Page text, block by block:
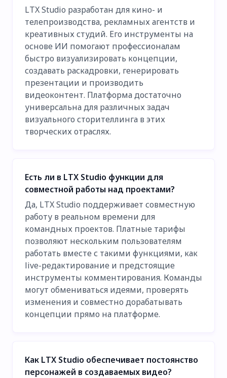
LTX Studio разработан для кино- и
телепроизводства, рекламных агентств и
креативных студий. Его инструменты на
основе ИИ помогают профессионалам
быстро визуализировать концепции,
создавать раскадровки, генерировать
презентации и производить
видеоконтент. Платформа достаточно
универсальна для различных задач
визуального сторителлинга в этих
творческих отраслях.
Есть ли в LTX Studio функции для
совместной работы над проектами?
Да, LTX Studio поддерживает совместную
работу в реальном времени для
командных проектов. Платные тарифы
позволяют нескольким пользователям
работать вместе с такими функциями, как
live-редактирование и предстоящие
инструменты комментирования. Команды
могут обмениваться идеями, проверять
изменения и совместно дорабатывать
концепции прямо на платформе.
Как LTX Studio обеспечивает постоянство
персонажей в создаваемых видео?